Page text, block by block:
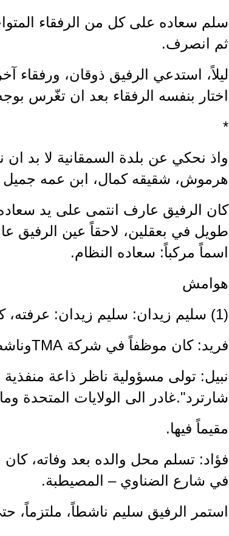
سلم سعاده على كل من الرفقاء
ثم انصرف.
ليلاً، استدعي الرفيق ذوقان، ورفقاء
اختار بنفسه الرفقاء بعد ان تغّرس
*
واذ نحكي عن بلدة السمقانية لا بد ان
هرموش، شقيقه كمال، ابن عمه
طويل في بعقلين، لاحقاً عين الرفيق
اسماً مركباً: سعاده النظام.
هوامش
(1) سليم زيدان: سليم زيدان: عرفته، كما عرفت ابناءه فريد، نبيل وفؤاد.
فريد: كان موظفاً في شركة TMAوناشطاً حزبيا وفي النقابة .
نبيل: تولى مسؤولية ناظر ذاعة
شارترد".غادر الى الولايات المتحدة
مقيماً فيها.
فؤاد: تسلم محل والده بعد وفاته،
في شارع الضناوي – المصيطبة.
استمر الرفيق سليم ناشطاً، ملتزماً،